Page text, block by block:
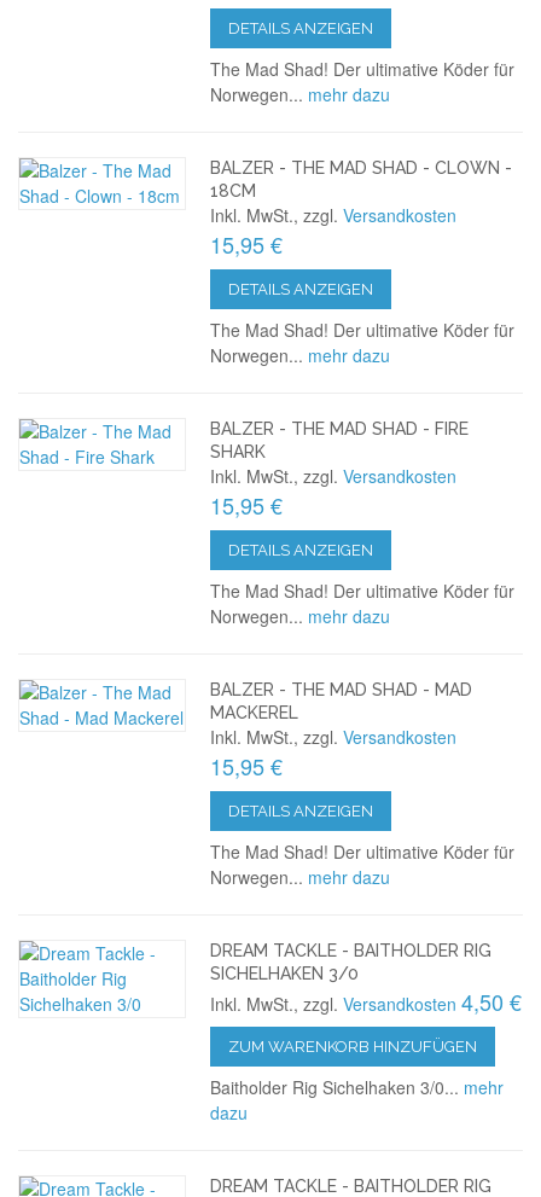
DETAILS ANZEIGEN
The Mad Shad! Der ultimative Köder für
Norwegen... mehr dazu
BALZER - THE MAD SHAD - CLOWN -
18CM
Inkl. MwSt., zzgl.Versandkosten
15,95 €
DETAILS ANZEIGEN
The Mad Shad! Der ultimative Köder für
Norwegen... mehr dazu
BALZER - THE MAD SHAD - FIRE
SHARK
Inkl. MwSt., zzgl.Versandkosten
15,95 €
DETAILS ANZEIGEN
The Mad Shad! Der ultimative Köder für
Norwegen... mehr dazu
BALZER - THE MAD SHAD - MAD
MACKEREL
Inkl. MwSt., zzgl.Versandkosten
15,95 €
DETAILS ANZEIGEN
The Mad Shad! Der ultimative Köder für
Norwegen... mehr dazu
DREAM TACKLE - BAITHOLDER RIG
SICHELHAKEN 3/0
Inkl. MwSt., zzgl.Versandkosten 4,50 €
ZUM WARENKORB HINZUFÜGEN
Baitholder Rig Sichelhaken 3/0... mehr
dazu
DREAM TACKLE - BAITHOLDER RIG